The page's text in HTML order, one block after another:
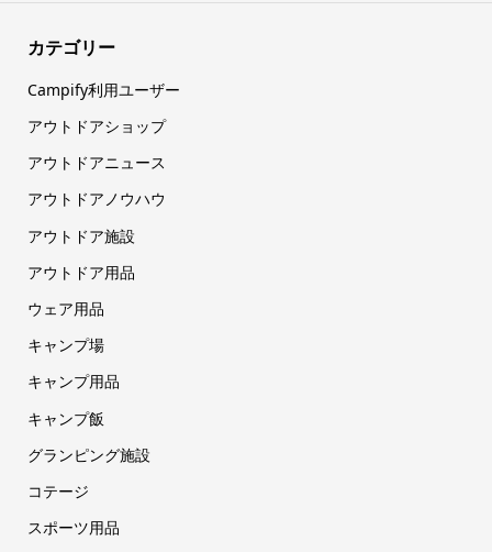
カテゴリー
Campify利用ユーザー
アウトドアショップ
アウトドアニュース
アウトドアノウハウ
アウトドア施設
アウトドア用品
ウェア用品
キャンプ場
キャンプ用品
キャンプ飯
グランピング施設
コテージ
スポーツ用品